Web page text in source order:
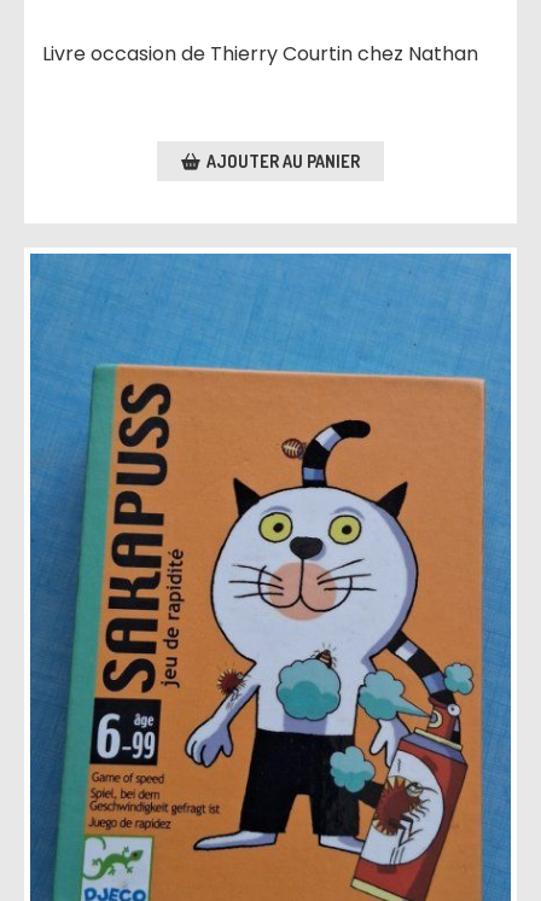
Livre occasion de Thierry Courtin chez Nathan
AJOUTER AU PANIER